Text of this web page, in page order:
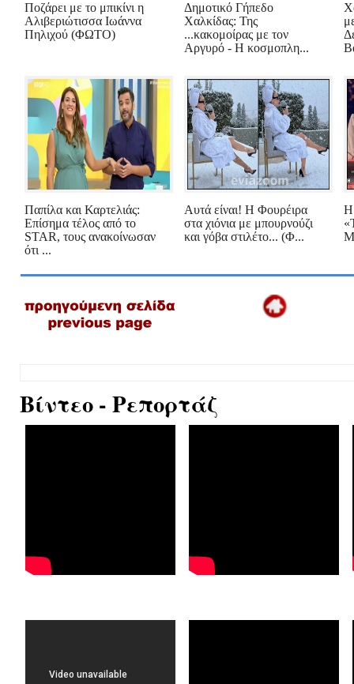
Ποζάρει με το μπικίνι η
Αλιβεριώτισσα Ιωάννα
Πηλιχού (ΦΩΤΟ)
Δημοτικό Γήπεδο
Χαλκίδας: Της
...κακομοίρας με τον
Αργυρό - Η κοσμοπλη...
Παπίλα και Καρτελιάς:
Eπίσημα τέλος από το
STAR, τους ανακοίνωσαν
ότι ...
Αυτά είναι! Η Φουρέιρα
στα χιόνια με μπουρνούζι
και γόβα στιλέτο... (Φ...
Η
Βίντεο - Ρεπορτάζ